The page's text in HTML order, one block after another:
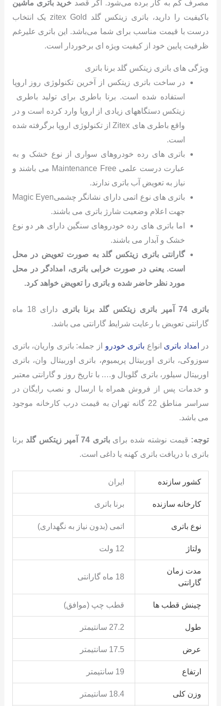
مصرف کم به کار برده می‌شود. اگر قصد خرید باتری ماشین
باکیفیت را دارید، باتری زیتکس گلد zitex Gold یک انتخاب
درست با قیمت مناسب برای شما می‌باشد. این باتری علیرغم
ظرفیت پایین خود از کیفیت ویژه ای برخوردار است.
ویژگی های باتری زیتکس گلد برنا باتری
در ساخت باتری زیتکس از آخرین تکنولوژی روز اروپا
استفاده شده است. برنا باطری برای تولید باطری
زیتکس دستگاههای زیادی از اروپا وارد کرده است و در
واقع باطری های Zitex از تکنولوژی اروپا برگرفته شده
است.
باتری های رده خودروهای سواری از نوع خشک و به
عبارت درست علمی Maintenance Free می باشند و
نیاز به تعویض آب باتری ندارند.
باتری های نوع اتمی دارای نشانگر چشمیMagic Eyen
جهت اعلام وضعیت شارژ باتری می باشند.
اما باتری های رده خودروهای سنگین دارای هر دو نوع
خشک و آبدار می باشند.
گارانتی باتری زیتکس گلد به صورت تعویض در محل
است. یعنی در صورت خرابی باتری، امدادگر در محل
مورد نظر حاضر شده و باتری را تعویض خواهد کرد.
باتری 74 آمپر باتری زیتکس گلد برنا باتری
دارای 18 ماه
گارانتی تعویض با رعایت شرایط گارانتی می باشد.
در امداد باتری انواع باتری خودرو از جمله: باتری واریان، باتری
سوزوکی، باتری اوربیتال پریمیوم، باتری اوربیتال وان، باتری
اوربیتال سیلور، باتری گلوبال و…. با تاریخ روز و گارانتی معتبر
و خدمات پس از فروش همراه با ارسال و نصب رایگان در
سراسر مناطق 22 گانه تهران به قیمت درب کارخانه موجود
می باشد.
توجه: قیمت نوشته شده برایباتری 74 آمپر زیتکس گلد
برنا
باتری با دریافت باتری کهنه یا داغی است.
کشور سازنده ایران
کارخانه سازنده برنا باتری
نوع باتری اتمی (بدون نیاز به نگهداری)
ولتاژ 12 ولت
مدت زمان
گارانتی
18 ماه گارانتی
چینش قطب ها قطب چپ (موافق)
طول 27.2 سانتیمتر
عرض 17.5 سانتیمتر
ارتفاع 19 سانتیمتر
وزن کلی 18.4 سانتیمتر